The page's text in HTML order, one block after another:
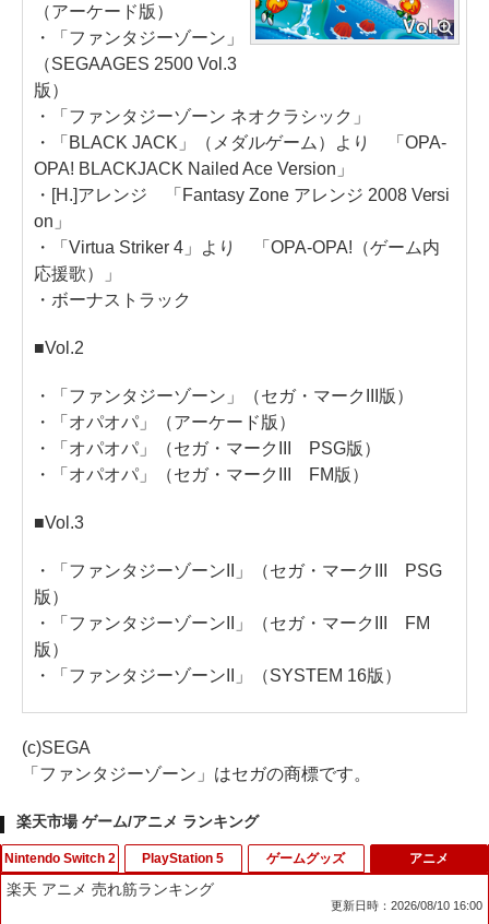
（アーケード版）
・「ファンタジーゾーン」
（SEGAAGES 2500 Vol.3
版）
・「ファンタジーゾーン ネオクラシック」
・「BLACK JACK」（メダルゲーム）より 「OPA-
OPA! BLACKJACK Nailed Ace Version」
・[H.]アレンジ 「Fantasy Zone アレンジ 2008 Versi
on」
・「Virtua Striker 4」より 「OPA-OPA!（ゲーム内
応援歌）」
・ボーナストラック
■Vol.2
・「ファンタジーゾーン」（セガ・マークIII版）
・「オパオパ」（アーケード版）
・「オパオパ」（セガ・マークIII PSG版）
・「オパオパ」（セガ・マークIII FM版）
■Vol.3
・「ファンタジーゾーンII」（セガ・マークIII PSG
版）
・「ファンタジーゾーンII」（セガ・マークIII FM
版）
・「ファンタジーゾーンII」（SYSTEM 16版）
(c)SEGA
「ファンタジーゾーン」はセガの商標です。
楽天市場 ゲーム/アニメ ランキング
Nintendo Switch 2 PlayStation 5 ゲームグッズ アニメ
楽天 アニメ 売れ筋ランキング
更新日時：2026/08/10 16:00